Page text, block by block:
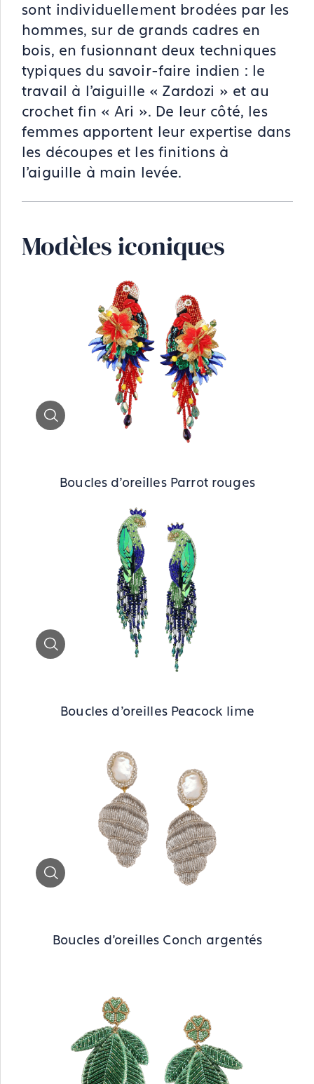
sont individuellement brodées par les
hommes, sur de grands cadres en
bois, en fusionnant deux techniques
typiques du savoir-faire indien : le
travail à l'aiguille « Zardozi » et au
crochet fin « Ari ». De leur côté, les
femmes apportent leur expertise dans
les découpes et les finitions à
l’aiguille à main levée.
Modèles iconiques
Boucles d'oreilles Parrot rouges
Boucles d'oreilles Peacock lime
Boucles d'oreilles Conch argentés